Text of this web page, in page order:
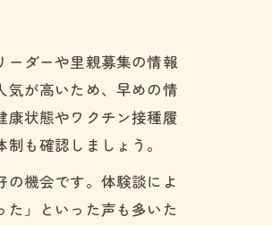
ーダーや里親募集の情報
気が高いため、早めの情
康状態やワクチン接種履
も確認しましょう。
機会です。体験談によ
た」といった声も多いた